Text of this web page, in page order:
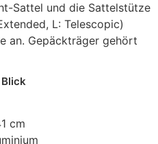
Sattel und die Sattelstütze
L: Telescopic)
an. Gepäckträger gehört
cm